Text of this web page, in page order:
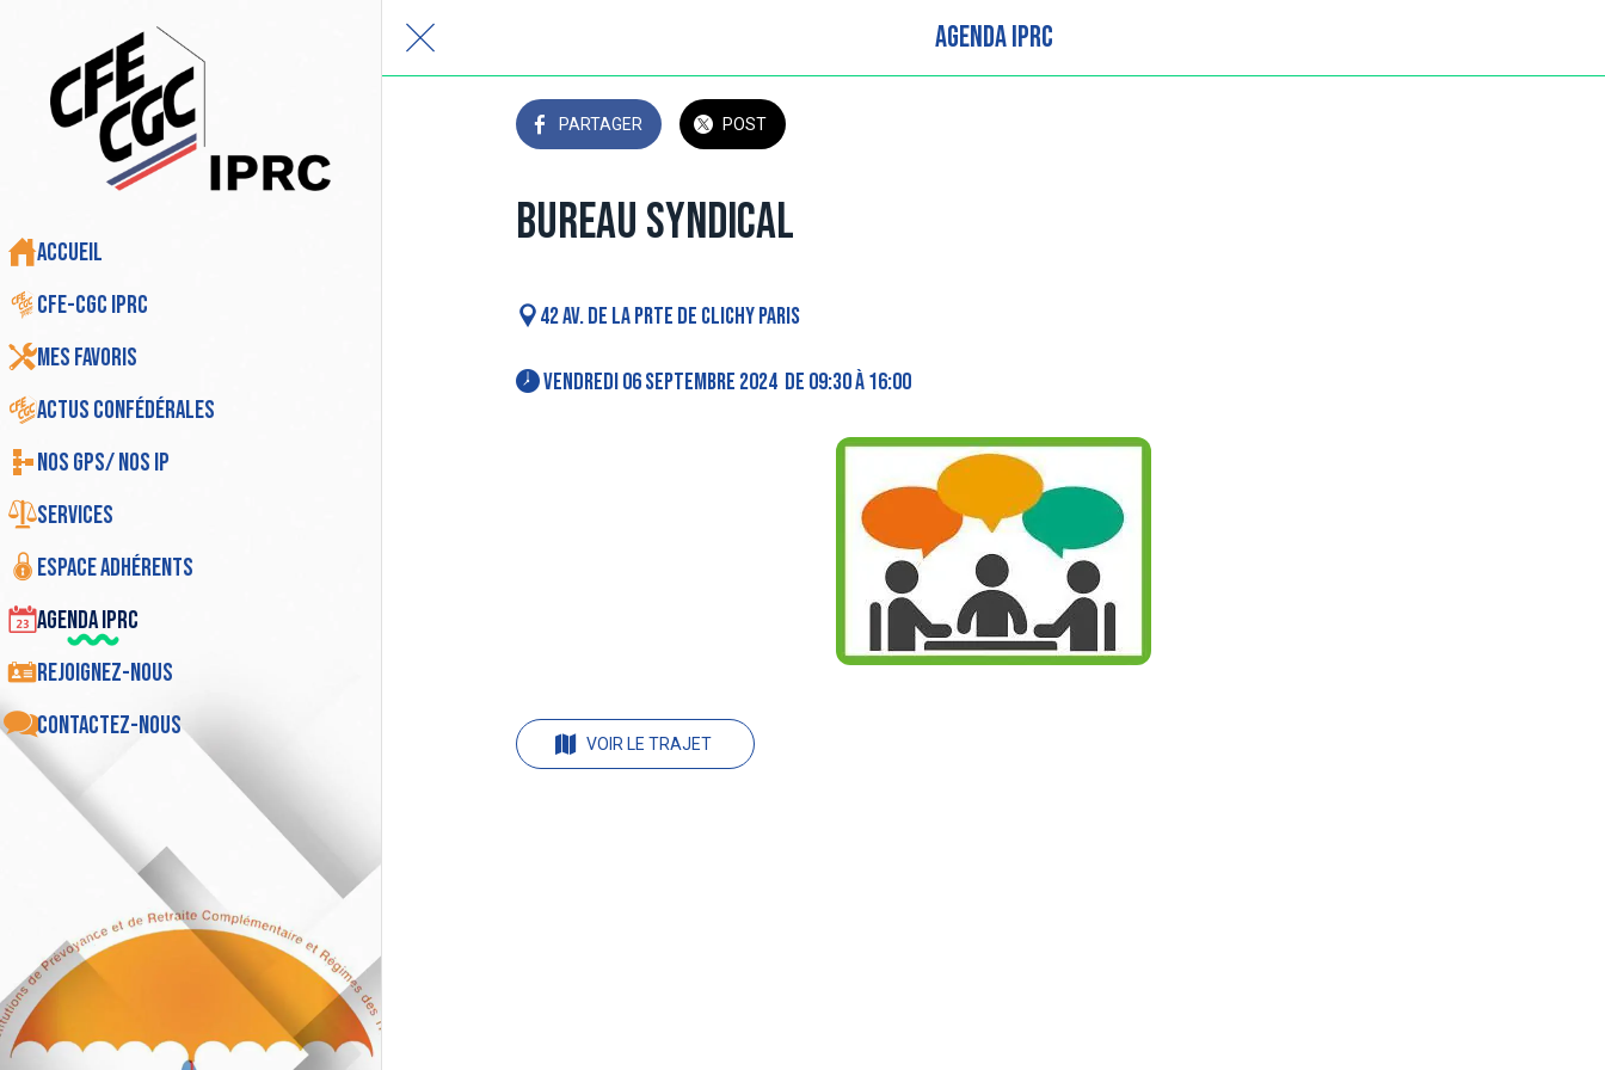
Accueil
CFE-CGC IPRC
Mes favoris
Actus Confédérales
Nos GPS/ Nos IP
Services
Espace adhérents
Agenda IPRC
Rejoignez-nous
Contactez-nous
Agenda IPRC
PARTAGER POST
Bureau Syndical
42 Av. de la Prte de Clichy Paris
vendredi 06 septembre 2024  de 09:30 à 16:00
VOIR LE TRAJET